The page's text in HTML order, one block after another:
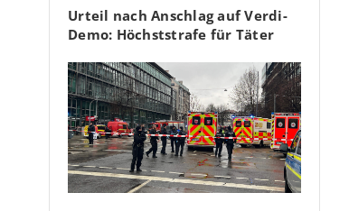
Urteil nach Anschlag auf Verdi-
Demo: Höchststrafe für Täter